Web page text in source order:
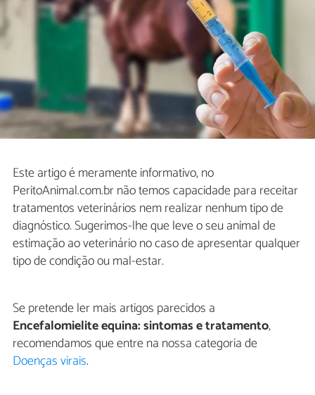
Este artigo é meramente informativo, no
PeritoAnimal.com.br não temos capacidade para receitar
tratamentos veterinários nem realizar nenhum tipo de
diagnóstico. Sugerimos-lhe que leve o seu animal de
estimação ao veterinário no caso de apresentar qualquer
tipo de condição ou mal-estar.
Se pretende ler mais artigos parecidos a
Encefalomielite equina: sintomas e tratamento,
recomendamos que entre na nossa categoria de
Doenças virais.